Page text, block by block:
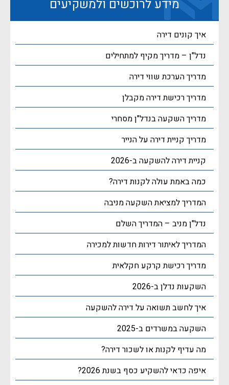
מידע לרוכשים ולמשקיעים
איך קונים דירה
נדל"ן – מדריך מקיף למתחילים
מדריך הערכת שווי דירה
מדריך רכישת דירה מקבלן
מדריך השקעה בנדל"ן מסחרי
מדריך קניית דירה על הנייר
קניית דירה להשקעה ב-2026
כמה באמת עולה לקנות דירה?
המדריך למציאת השקעה מניבה
נדל"ן מניב – המדריך השלם
המדריך לאיתור דירות חדשות למכירה
מדריך רכישת קרקע חקלאית
השקעות נדלן ב-2026
איך לחשב תשואה על דירה להשקעה
השקעה במשרדים ב-2025
מה עדיף לקנות או לשכור דירה?
איפה כדאי להשקיע כסף בשנת 2026?